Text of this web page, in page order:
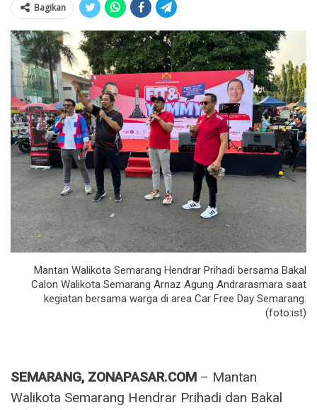
Bagikan
Mantan Walikota Semarang Hendrar Prihadi bersama Bakal
Calon Walikota Semarang Arnaz Agung Andrarasmara saat
kegiatan bersama warga di area Car Free Day Semarang.
(foto:ist)
SEMARANG, ZONAPASAR.COM – Mantan
Walikota Semarang Hendrar Prihadi dan Bakal